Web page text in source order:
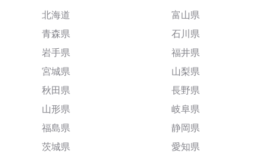
北海道
青森県
岩手県
宮城県
秋田県
山形県
福島県
茨城県
富山県
石川県
福井県
山梨県
長野県
岐阜県
静岡県
愛知県